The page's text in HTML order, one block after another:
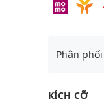
Phân
KÍCH CỠ